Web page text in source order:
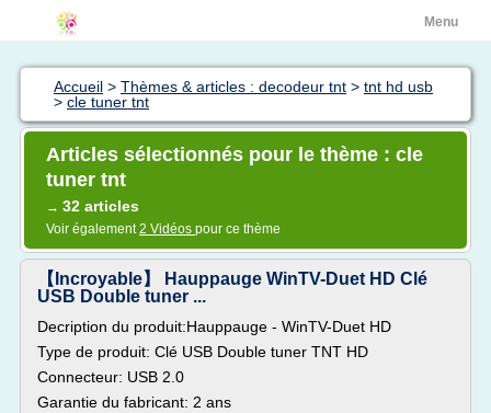
Menu
Accueil > Thèmes & articles : decodeur tnt > tnt hd usb
> cle tuner tnt
Articles sélectionnés pour le thème : cle
tuner tnt
→ 32 articles
Voir également2 Vidéos pour ce thème
【Incroyable】 Hauppauge WinTV-Duet HD Clé
USB Double tuner ...
Decription du produit:Hauppauge - WinTV-Duet HD
Type de produit: Clé USB Double tuner TNT HD
Connecteur: USB 2.0
Garantie du fabricant: 2 ans